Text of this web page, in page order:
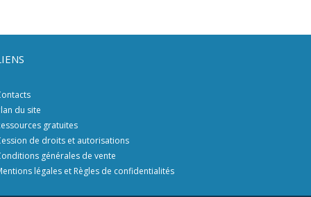
du site
gratuites
de droits et autorisations
générales de vente
légales et Règles de confidentialités